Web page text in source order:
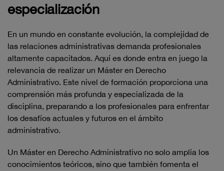
especialización
En un mundo en constante evolución, la complejidad de
las relaciones administrativas demanda profesionales
altamente capacitados. Aquí es donde entra en juego la
relevancia de realizar un Máster en Derecho
Administrativo. Este nivel de formación proporciona una
comprensión más profunda y especializada de la
disciplina, preparando a los profesionales para enfrentar
los desafíos actuales y futuros en el ámbito
administrativo.
Un Máster en Derecho Administrativo no solo amplía los
conocimientos teóricos, sino que también fomenta el